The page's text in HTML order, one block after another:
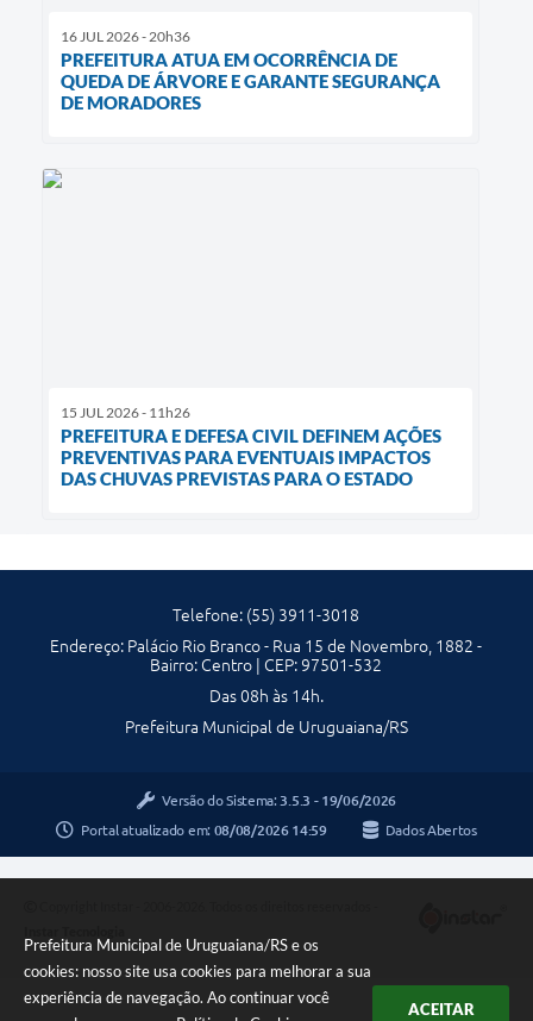
Prefeitura Municipal de Uruguaiana/RS e os
cookies: nosso site usa cookies para melhorar a sua
experiência de navegação. Ao continuar você
ACEITAR
16 JUL 2026 - 20h36
PREFEITURA ATUA EM OCORRÊNCIA DE
QUEDA DE ÁRVORE E GARANTE SEGURANÇA
DE MORADORES
15 JUL 2026 - 11h26
PREFEITURA E DEFESA CIVIL DEFINEM AÇÕES
PREVENTIVAS PARA EVENTUAIS IMPACTOS
DAS CHUVAS PREVISTAS PARA O ESTADO
Telefone: (55) 3911-3018
Endereço: Palácio Rio Branco - Rua 15 de Novembro, 1882 -
Bairro: Centro | CEP: 97501-532
Das 08h às 14h.
Prefeitura Municipal de Uruguaiana/RS
Versão do Sistema: 3.5.3 - 19/06/2026
Portal atualizado em: 08/08/2026 14:59 Dados Abertos